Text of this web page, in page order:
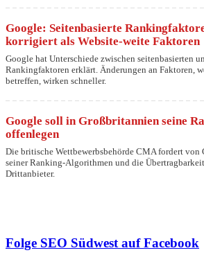
Google: Seitenbasierte
korrigiert als Website-weite Faktoren
Google hat Unterschiede zwischen seitenbasierten
Rankingfaktoren erklärt. Änderungen an Faktoren,
betreffen, wirken schneller.
Google soll in Großbritannien seine
offenlegen
Die britische Wettbewerbsbehörde CMA fordert von
seiner Ranking-Algorithmen und die
Drittanbieter.
Folge SEO Südwest auf Facebook